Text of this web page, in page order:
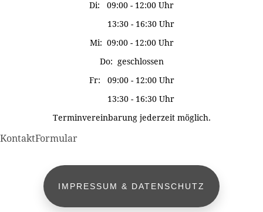
Di: 09:00 - 12:00 Uhr
13:30 - 16:30 Uhr
Mi: 09:00 - 12:00 Uhr
Do: geschlossen
Fr: 09:00 - 12:00 Uhr
13:30 - 16:30 Uhr
Terminvereinbarung jederzeit möglich.
KontaktFormular
IMPRESSUM & DATENSCHUTZ